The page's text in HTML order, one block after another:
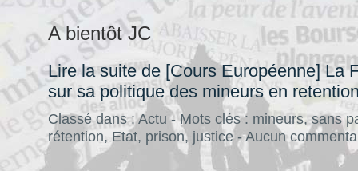
A bientôt JC
Lire la suite de [Cours Européenne] La
sur sa politique des mineurs en
Classé dans :Actu - Mots clés : mineurs,sans
rétention, Etat, prison, justice-Aucun